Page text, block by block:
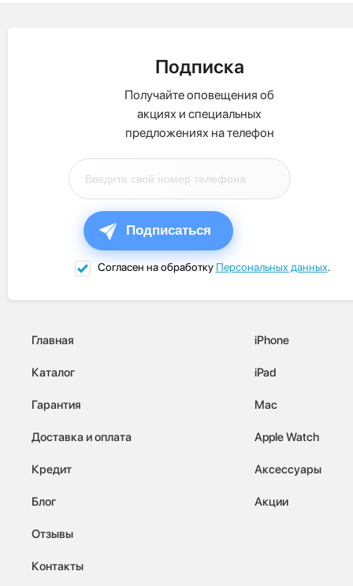
Подписка
Получайте оповещения об
акциях и специальных
предложениях на телефон
Подписаться
Согласен на обработку Персональных данных.
Главная
Каталог
Гарантия
Доставка и оплата
Кредит
Блог
Отзывы
Контакты
iPhone
iPad
Mac
Apple Watch
Аксессуары
Акции